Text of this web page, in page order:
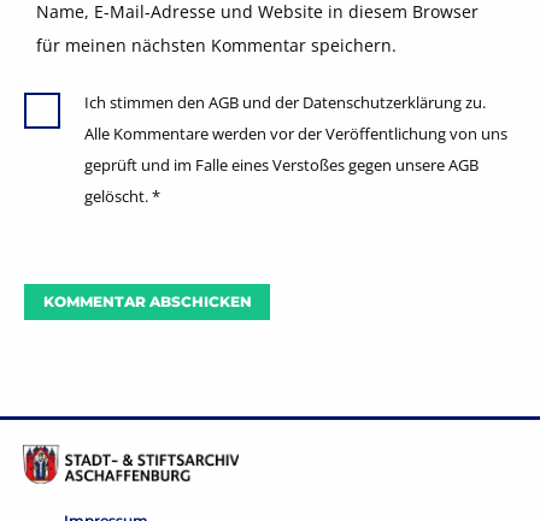
Name, E-Mail-Adresse und Website in diesem Browser
für meinen nächsten Kommentar speichern.
Ich stimmen den AGB und der Datenschutzerklärung zu.
Alle Kommentare werden vor der Veröffentlichung von uns
geprüft und im Falle eines Verstoßes gegen unsere AGB
gelöscht.*